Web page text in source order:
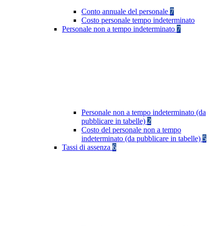
Conto annuale del personale 7
Costo personale tempo indeterminato
Personale non a tempo indeterminato 7
Personale non a tempo indeterminato (da
pubblicare in tabelle) 2
Costo del personale non a tempo
indeterminato (da pubblicare in tabelle) 5
Tassi di assenza 6